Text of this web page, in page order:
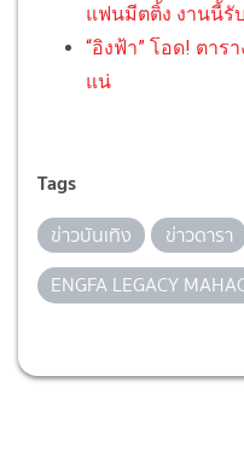
แฟนมีตติ้ง งานนี้รั
“อิงฟ้า” โอด! ตาร
แน่
Tags
ข่าวบันเทิง ข่าวดารา
ENGFA LEGACY